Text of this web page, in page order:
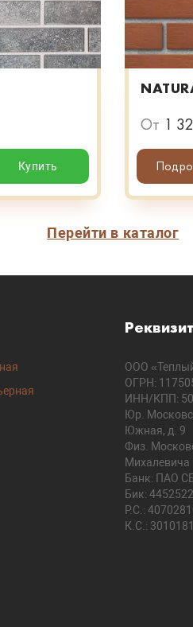
Купить
От 1
Перейти в каталог
ООО
ОГРН:
ИНН/КПП:
Юр.
Южная, д. 9
Физ.
Михалевича
Банк: ПАО
Бик:
Р.С.:
К.С.: